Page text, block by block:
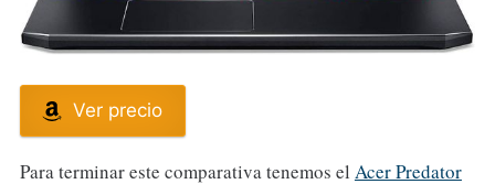
Ver precio
Para terminar este comparativa tenemos el Acer Predator